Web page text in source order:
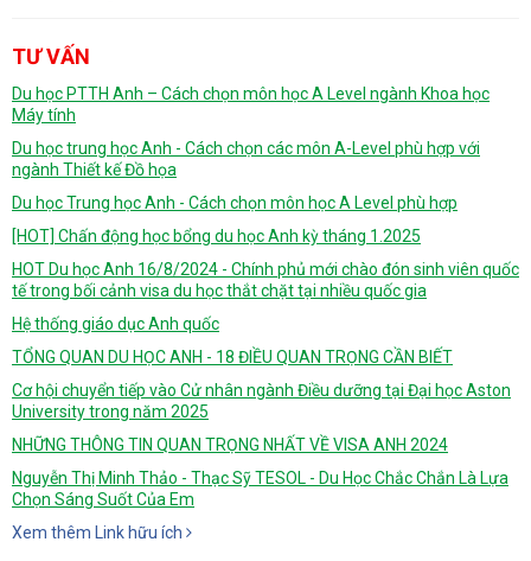
TƯ VẤN
Du học PTTH Anh – Cách chọn môn học A Level ngành Khoa học
Máy tính
Du học trung học Anh - Cách chọn các môn A-Level phù hợp với
ngành Thiết kế Đồ họa
Du học Trung học Anh - Cách chọn môn học A Level phù hợp
[HOT] Chấn động học bổng du học Anh kỳ tháng 1.2025
HOT Du học Anh 16/8/2024 - Chính phủ mới chào đón sinh viên quốc
tế trong bối cảnh visa du học thắt chặt tại nhiều quốc gia
Hệ thống giáo dục Anh quốc
TỔNG QUAN DU HỌC ANH - 18 ĐIỀU QUAN TRỌNG CẦN BIẾT
Cơ hội chuyển tiếp vào Cử nhân ngành Điều dưỡng tại Đại học Aston
University trong năm 2025
NHỮNG THÔNG TIN QUAN TRỌNG NHẤT VỀ VISA ANH 2024
Nguyễn Thị Minh Thảo - Thạc Sỹ TESOL - Du Học Chắc Chắn Là Lựa
Chọn Sáng Suốt Của Em
Xem thêm Link hữu ích